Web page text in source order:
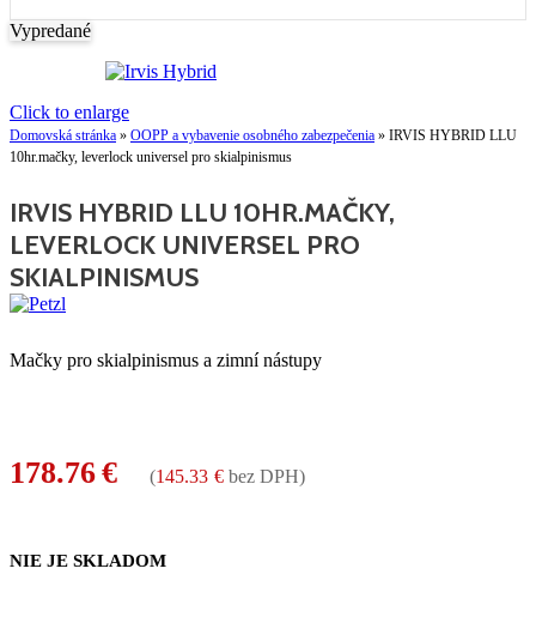
Vypredané
Click to enlarge
Domovská stránka » OOPP a vybavenie osobného zabezpečenia » IRVIS HYBRID LLU
10hr.mačky, leverlock universel pro skialpinismus
IRVIS HYBRID LLU 10HR.MAČKY,
LEVERLOCK UNIVERSEL PRO
SKIALPINISMUS
Mačky pro skialpinismus a zimní nástupy
178.76€ (145.33 € bez DPH)
NIE JE SKLADOM